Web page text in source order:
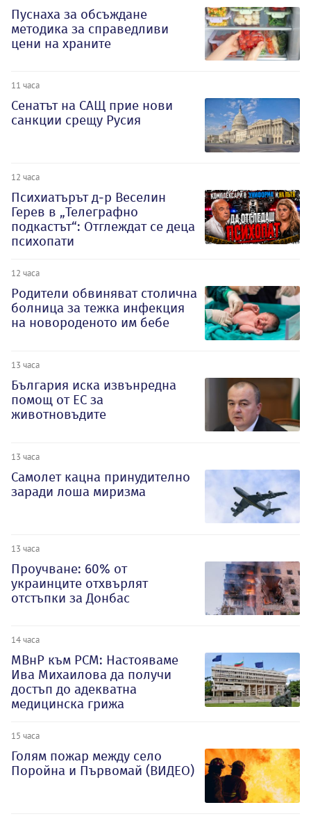
Пуснаха за обсъждане
методика за справедливи
цени на храните
11 часа
Сенатът на САЩ прие нови
санкции срещу Русия
12 часа
Психиатърът д-р Веселин
Герев в „Телеграфно
подкастът“: Отглеждат се деца
психопати
12 часа
Родители обвиняват столична
болница за тежка инфекция
на новороденото им бебе
13 часа
България иска извънредна
помощ от ЕС за
животновъдите
13 часа
Самолет кацна принудително
заради лоша миризма
13 часа
Проучване: 60% от
украинците отхвърлят
отстъпки за Донбас
14 часа
МВнР към РСМ: Настояваме
Ива Михаилова да получи
достъп до адекватна
медицинска грижа
15 часа
Голям пожар между село
Поройна и Първомай (ВИДЕО)